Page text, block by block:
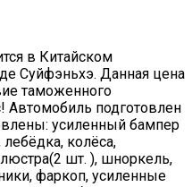
в Китайском
Суйфэньхэ. Данная цена
таможенного
Автомобиль подготовлен
усиленный бампер
колёса,
шт. ), шноркель,
фаркоп, усиленные